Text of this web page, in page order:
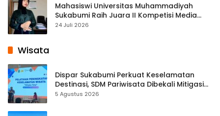
Mahasiswi Universitas Muhammadiyah
Sukabumi Raih Juara II Kompetisi Media
Pembelajaran Digital Tingkat Internasional
24 Juli 2026
Wisata
Dispar Sukabumi Perkuat Keselamatan
Destinasi, SDM Pariwisata Dibekali Mitigasi
hingga Teknik Evakuasi
5 Agustus 2026